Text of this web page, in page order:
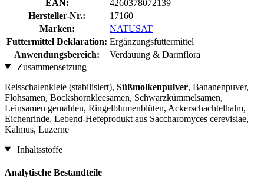
EAN:
4260378072139
Hersteller-Nr.:
17160
Marken:
NATUSAT
Futtermittel Deklaration: Ergänzungsfuttermittel
Anwendungsbereich:
Verdauung & Darmflora
Zusammensetzung
Reisschalenkleie (stabilisiert), Süßmolkenpulver, Bananenpuver,
Flohsamen, Bockshornkleesamen, Schwarzkümmelsamen,
Leinsamen gemahlen, Ringelblumenblüten, Ackerschachtelhalm,
Eichenrinde, Lebend-Hefeprodukt aus Saccharomyces cerevisiae,
Kalmus, Luzerne
Inhaltsstoffe
Analytische Bestandteile